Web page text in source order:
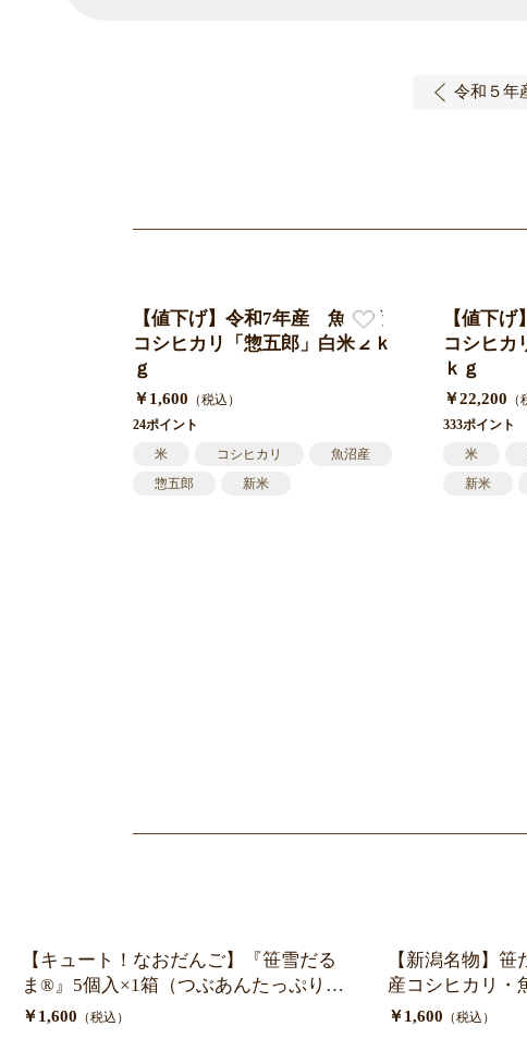
【値下げ】令和7年産 魚沼産
コシヒカリ「惣五郎」白米２ｋ
ｇ
￥1,600 （税込）
24ポイント
米
コシヒカリ
魚沼産
惣五郎
新米
【値下
コシヒ
ｋｇ
￥22,200 （
333ポイント
米
新米
【キュート！なおだんご】『笹雪だる
ま®』5個入×1箱（つぶあんたっぷり米
粉だんご）
￥1,600 （税込）
【新潟名物】
産コシヒカリ・
用）
￥1,600 （税込）